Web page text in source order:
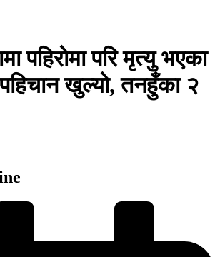
पहिरोमा परि मृत्यु भएका
खुल्यो, तनहुँका २